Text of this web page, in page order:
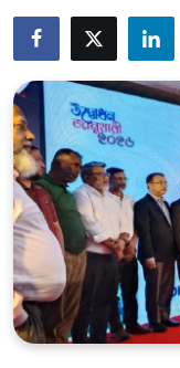
সাক্ষাৎকার
বিনোদন
সারাদেশ
খেলাধুলা
সম্পাদকীয়
সাহিত্য